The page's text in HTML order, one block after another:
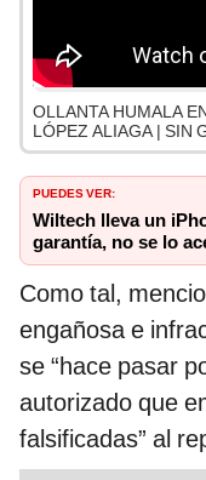
OLLANTA HUMALA
LÓPEZ ALIAGA | SIN
PUEDES VER:
Wiltech lleva un
garantía, no se lo
Como tal,
engañosa e
se “hace pasar
autorizado que
falsificadas” al